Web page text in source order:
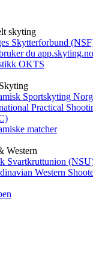
skyting
Skytterforbund
du app.skyting.no
OKTS
Sportskyting
Practical
matcher
Western
Svartkruttunion
Western